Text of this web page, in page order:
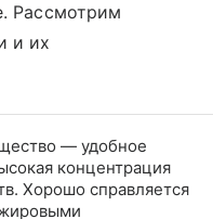
Рассмотрим
и их
— удобное
концентрация
Хорошо справляется